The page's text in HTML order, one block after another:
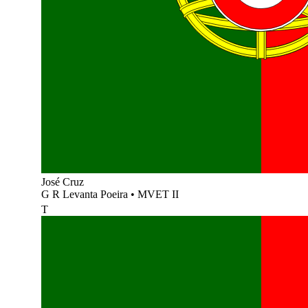
José Cruz
G R Levanta Poeira • MVET II
T